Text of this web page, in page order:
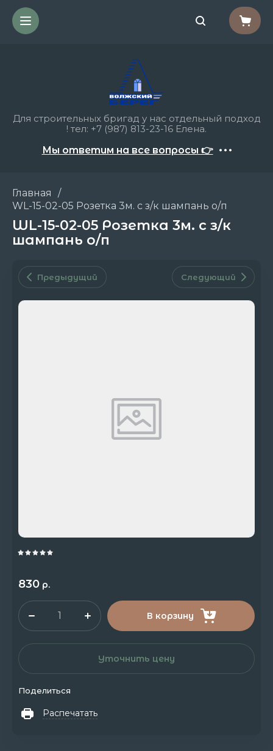
Для строительных бригад у нас отдельный подход
! тел: +7 (987) 813-23-16 Елена.
Мы ответим на все вопросы 👉
Главная
/
WL-15-02-05 Розетка 3м. с з/к шампань о/п
WL-15-02-05 Розетка 3м. с з/к
шампань о/п
Предыдущий Следующий
830 р.
В корзину
Уточнить цену
Поделиться
Распечатать